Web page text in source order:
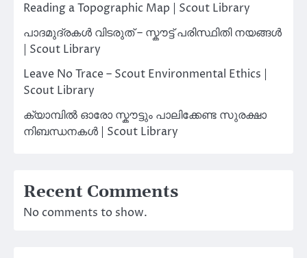
Reading a Topographic Map | Scout Library
പാദമുദ്രകൾ വിടരുത് – സ്കൗട്ട് പരിസ്ഥിതി നയങ്ങൾ
| Scout Library
Leave No Trace – Scout Environmental Ethics |
Scout Library
ക്യാമ്പിൽ ഓരോ സ്കൗട്ടും പാലിക്കേണ്ട സുരക്ഷാ
നിബന്ധനകൾ | Scout Library
Recent Comments
No comments to show.